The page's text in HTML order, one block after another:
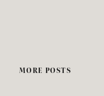
MORE POSTS